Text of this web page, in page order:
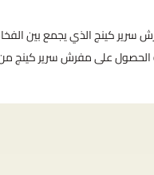
كينج الذي يجمع بين
الحصول على مفرش سرير كينج